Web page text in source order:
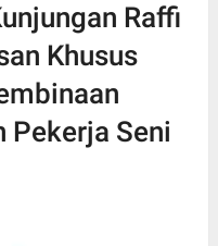
Raffi
Khusus
Pekerja Seni